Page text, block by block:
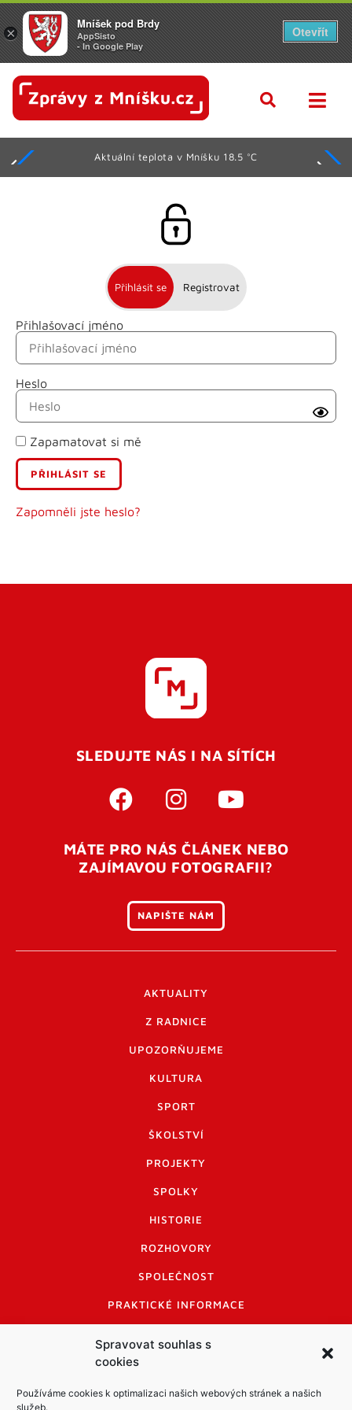
Spravovat souhlas s
cookies
Používáme cookies k optimalizaci našich webových stránek a našich
služeb.
Aktuální teplota v Mníšku 18.5 °C
Přihlásit se Registrovat
Přihlašovací jméno
Heslo
Zapamatovat si mě
Zapomněli jste heslo?
Jméno
Příjmení
E-mail
Uživatelské jméno
Pro úspěšné dokončení registrace je potřeba
vaší e-mailovouadresu. Po úspěšném odeslání
otevření tohoto odkazu se váš účet ověří a můžete se
přihlásit. Nezapomeňte zkontrolovat složku SPAM ve
SLEDUJTE NÁS I NA SÍTÍCH
MÁTE PRO NÁS ČLÁNEK NEBO
ZAJÍMAVOU FOTOGRAFII?
NAPIŠTE NÁM
AKTUALITY
Z RADNICE
UPOZORŇUJEME
KULTURA
SPORT
ŠKOLSTVÍ
PROJEKTY
SPOLKY
HISTORIE
ROZHOVORY
SPOLEČNOST
PRAKTICKÉ INFORMACE
INFORMACE A KODEX DISKUTUJÍCÍCH
LOGO A LOGO MANUÁL
×
Mníšek pod Brdy
AppSisto
- In Google Play
Otevřít